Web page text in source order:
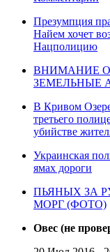
Презумпция
Найем хочет
Нацполицию
ВНИМАНИЕ
ЗЕМЕЛЬНЫЕ
В Кривом
третьего
убийстве
Украинская
ямах дороги
ПЬЯНЫХ ЗА
МОРГ (ФОТО)
Овес (не